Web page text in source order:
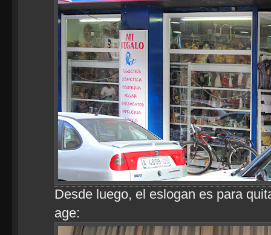
Desde luego, el eslogan es para
age: